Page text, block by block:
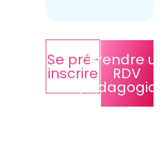
Se pré-
inscrire
Prendre un
RDV